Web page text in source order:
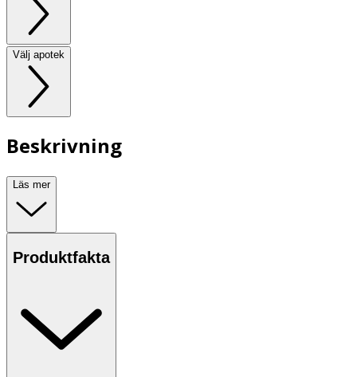
Välj apotek
Beskrivning
Läs mer
Produktfakta